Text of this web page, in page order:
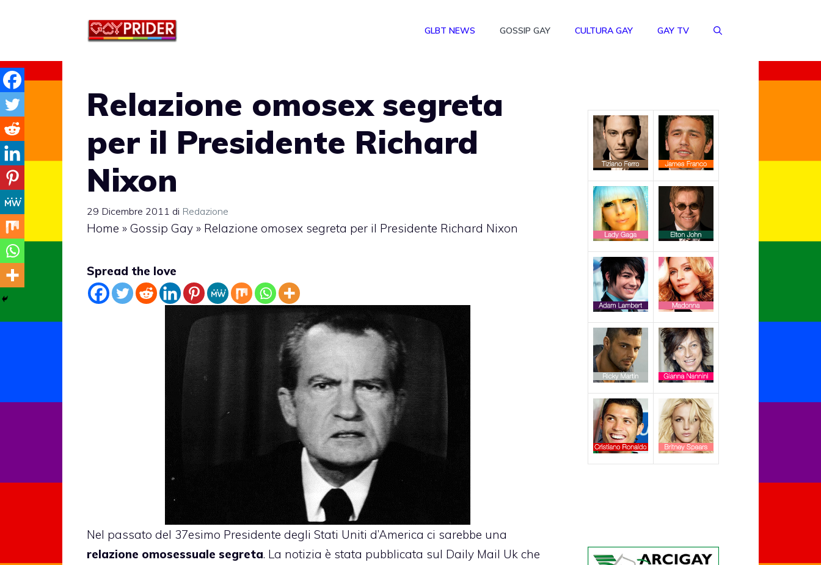
GLBT NEWS GOSSIP GAY CULTURA GAY GAY TV
Relazione omosex segreta
per il Presidente Richard
Nixon
29 Dicembre 2011 di Redazione
Home » Gossip Gay » Relazione omosex segreta per il Presidente Richard Nixon
Spread the love
Nel passato del 37esimo Presidente degli Stati Uniti d’America ci sarebbe una
relazione omosessuale segreta. La notizia è stata pubblicata sul Daily Mail Uk che